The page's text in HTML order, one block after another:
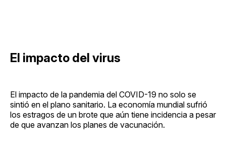
El impacto del virus
El impacto de la pandemia del COVID-19 no solo se
sintió en el plano sanitario. La economía mundial sufrió
los estragos de un brote que aún tiene incidencia a pesar
de que avanzan los planes de vacunación.